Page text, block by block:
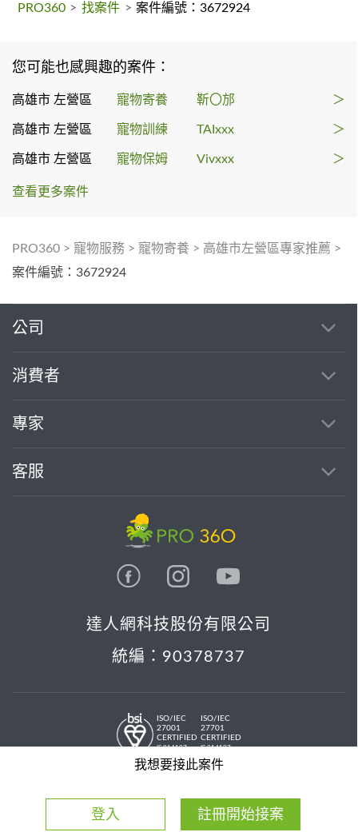
PRO360 > 找案件 > 案件編號：3672924
您可能也感興趣的案件：
高雄市 左營區 寵物寄養 靳〇邡 ＞
高雄市 左營區 寵物訓練 TAIxxx ＞
高雄市 左營區 寵物保姆 Vivxxx ＞
查看更多案件
PRO360 > 寵物服務 > 寵物寄養 > 高雄市左營區專家推薦 >
案件編號：3672924
我想要接此案件
登入 註冊開始接案
公司
消費者
專家
客服
達人網科技股份有限公司
統編：90378737
ISO/IEC
27001
CERTIFIED
IS 814197
ISO/IEC
27701
CERTIFIED
IS 814197
© 2026 PRO36O. All rights reserved.